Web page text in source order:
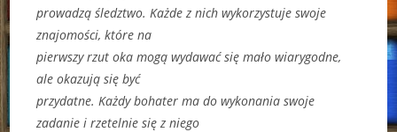
prowadzą śledztwo. Każde z nich wykorzystuje swoje
znajomości, które na
pierwszy rzut oka mogą wydawać się mało wiarygodne,
ale okazują się być
przydatne. Każdy bohater ma do wykonania swoje
zadanie i rzetelnie się z niego